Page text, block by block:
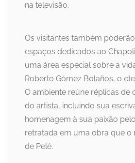
na televisão.
Os visitantes também
espaços dedicados ao
uma área especial sobre a
Roberto Gómez Bolaños, o
O ambiente reúne réplicas de
do artista, incluindo sua
homenagem à sua paixão
retratada em uma obra que o
de Pelé.